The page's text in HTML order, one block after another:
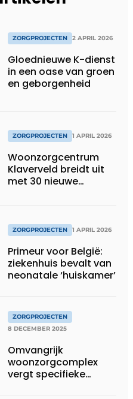
ZORGPROJECTEN 2 APRIL 2026
Gloednieuwe K-dienst
in een oase van groen
en geborgenheid
ZORGPROJECTEN 1 APRIL 2026
Woonzorgcentrum
Klaverveld breidt uit
met 30 nieuwe
ZORGPROJECTEN 1 APRIL 2026
Primeur voor België:
ziekenhuis bevalt van
neonatale ‘huiskamer’
ZORGPROJECTEN
8 DECEMBER 2025
Omvangrijk
woonzorgcomplex
vergt specifieke